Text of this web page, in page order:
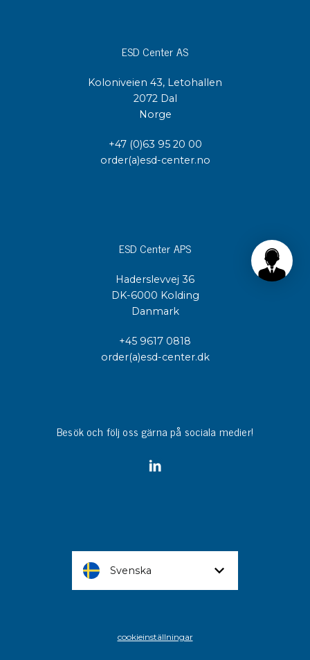
ESD Center AS
Koloniveien 43, Letohallen
2072 Dal
Norge
+47 (0)63 95 20 00
order(a)esd-center.no
ESD Center APS
Haderslevvej 36
DK-6000 Kolding
Danmark
+45 9617 0818
order(a)esd-center.dk
Besök och följ oss gärna på sociala medier!
Svenska
cookieinställningar